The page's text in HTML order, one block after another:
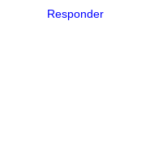
Responder